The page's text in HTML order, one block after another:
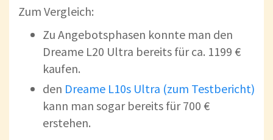
Zum Vergleich:
Zu Angebotsphasen konnte man den
Dreame L20 Ultra bereits für ca. 1199 €
kaufen.
den Dreame L10s Ultra (zum Testbericht)
kann man sogar bereits für 700 €
erstehen.